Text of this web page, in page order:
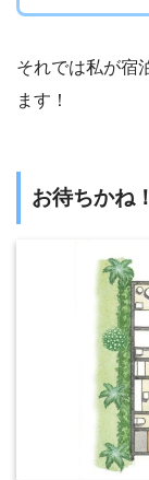
それでは私が宿
ます！
お待ちかね